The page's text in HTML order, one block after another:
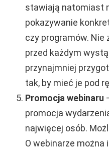
stawiają natomiast
pokazywanie
czy programów. Nie
przed każdym
przynajmniej
tak, by mieć je pod
Promocja webinaru
promocja
najwięcej osób.
O webinarze